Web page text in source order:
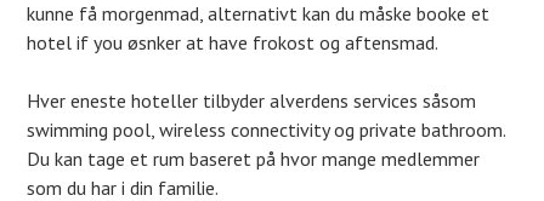
kunne få morgenmad, alternativt kan du måske booke et
hotel if you øsnker at have frokost og aftensmad.
Hver eneste hoteller tilbyder alverdens services såsom
swimming pool, wireless connectivity og private bathroom.
Du kan tage et rum baseret på hvor mange medlemmer
som du har i din familie.